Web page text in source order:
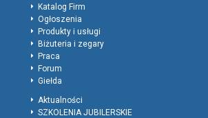
Katalog Firm
Ogłoszenia
Produkty i usługi
Biżuteria i zegary
Praca
Forum
Giełda
Aktualności
SZKOLENIA JUBILERSKIE